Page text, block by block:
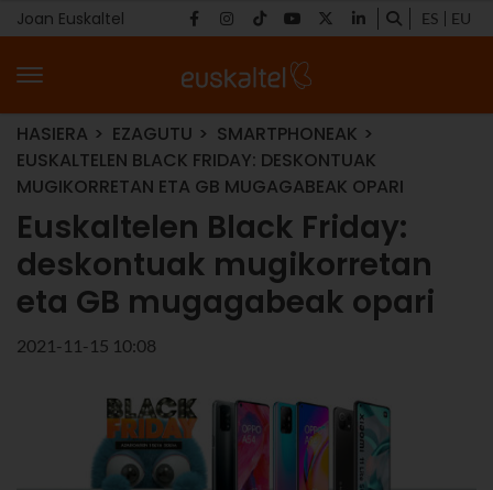
Joan Euskaltel ES EU
HASIERA EZAGUTU
SMARTPHONEAK
EUSKALTELEN BLACK FRIDAY: DESKONTUAK
MUGIKORRETAN ETA GB MUGAGABEAK OPARI
Euskaltelen Black Friday:
deskontuak mugikorretan
eta GB mugagabeak opari
2021-11-15 10:08